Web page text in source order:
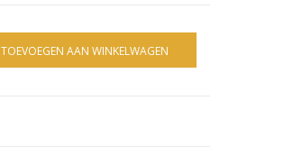
TOEVOEGEN AAN WINKELWAGEN